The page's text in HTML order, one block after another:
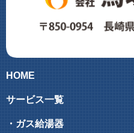
HOME
サービス一覧
・ガス給湯器